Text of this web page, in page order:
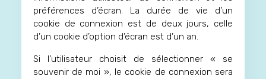
préférences d’écran. La durée de vie d’un
cookie de connexion est de deux jours, celle
d’un cookie d’option d’écran est d’un an.
Si l’utilisateur choisit de sélectionner « se
souvenir de moi », le cookie de connexion sera